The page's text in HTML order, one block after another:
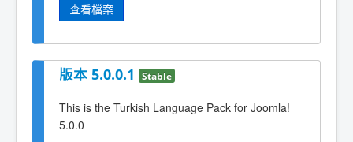
查看檔案
版本 5.0.0.1 Stable
This is the Turkish Language Pack for Joomla!
5.0.0